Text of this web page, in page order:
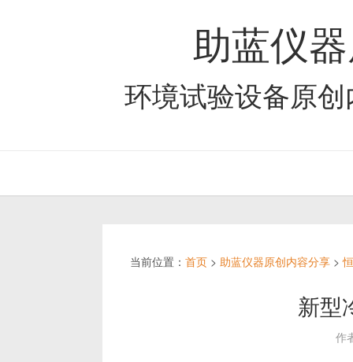
助蓝仪
环境试验设备原
当前位置： 首页 > 助蓝仪器原创内容分享 >
新型
作